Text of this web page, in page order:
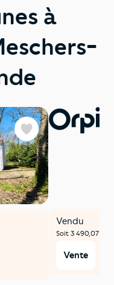
à
Favoris
Vendu
Soit 3 490,07 €/
Vente